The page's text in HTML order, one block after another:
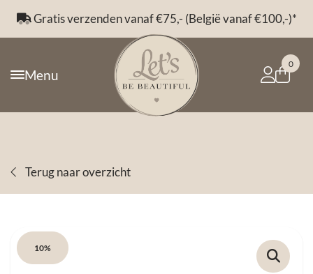
Gratis verzenden vanaf €75,- (België vanaf €100,-)*
Menu
0
Terug naar overzicht
10%